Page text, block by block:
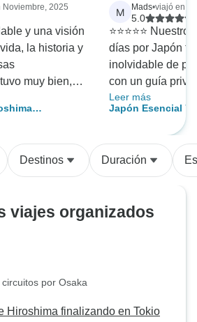
Noviembre, 2025
y una visión
la historia y
muy bien,
que se
importante,
M Mads•viajó en
5.0
⭐⭐⭐⭐⭐ Nuestro tour privado de 7
días por Japón
inolvidable de
con un guía
viaje fuera
que cada detalle
estaba
sin dejar de
adaptarse a
históricos,
moderno de Japón. El
Leer más
Japón Esencial 7
Familiar Privado
Destinos Duración
viajes organizados
por Osaka
Hiroshima finalizando en Tokio